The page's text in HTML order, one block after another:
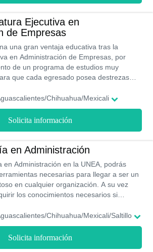
Ejecutiva en
de Empresas
una gran ventaja educativa tras la
en Administración de Empresas, por
de un programa de estudios muy
que cada egresado posea destrezas
Posee una modalidad semi-presencial
ritmo de estudios, a través del
de este modo podrás adoptar
distinguida.
Chihuahua/Mexicali
Solicita información
en Administración
en Administración en la UNEA, podrás
necesarias para llegar a ser un
en cualquier organización. A su vez
los conocimientos necesarios si
y ocho meses, bajo la modalidad semi
estudiar en la UNEA te otorga beneficios
y las facilidades de pago.
Chihuahua/Mexicali/Saltillo
Solicita información